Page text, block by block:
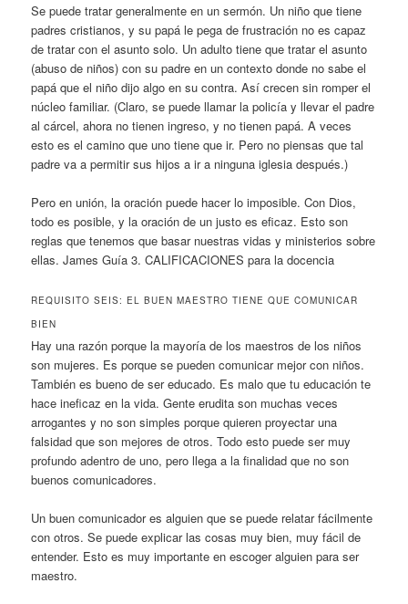
Se puede tratar generalmente en un sermón. Un niño que tiene
padres cristianos, y su papá le pega de frustración no es capaz
de tratar con el asunto solo. Un adulto tiene que tratar el asunto
(abuso de niños) con su padre en un contexto donde no sabe el
papá que el niño dijo algo en su contra. Así crecen sin romper el
núcleo familiar. (Claro, se puede llamar la policía y llevar el padre
al cárcel, ahora no tienen ingreso, y no tienen papá. A veces
esto es el camino que uno tiene que ir. Pero no piensas que tal
padre va a permitir sus hijos a ir a ninguna iglesia después.)
Pero en unión, la oración puede hacer lo imposible. Con Dios,
todo es posible, y la oración de un justo es eficaz. Esto son
reglas que tenemos que basar nuestras vidas y ministerios sobre
ellas. James Guía 3. CALIFICACIONES para la docencia
REQUISITO SEIS: EL BUEN MAESTRO TIENE QUE COMUNICAR
BIEN
Hay una razón porque la mayoría de los maestros de los niños
son mujeres. Es porque se pueden comunicar mejor con niños.
También es bueno de ser educado. Es malo que tu educación te
hace ineficaz en la vida. Gente erudita son muchas veces
arrogantes y no son simples porque quieren proyectar una
falsidad que son mejores de otros. Todo esto puede ser muy
profundo adentro de uno, pero llega a la finalidad que no son
buenos comunicadores.
Un buen comunicador es alguien que se puede relatar fácilmente
con otros. Se puede explicar las cosas muy bien, muy fácil de
entender. Esto es muy importante en escoger alguien para ser
maestro.